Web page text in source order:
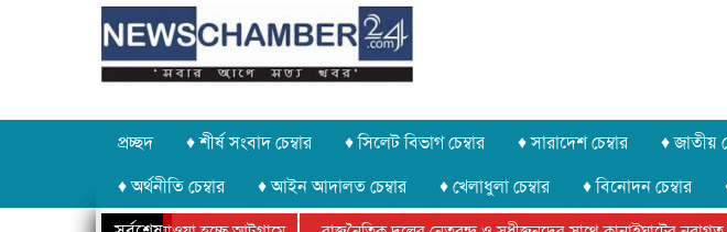
প্রচ্ছদ ♦ শীর্ষ সংবাদ চেম্বার ♦ সিলেট বিভাগ চেম্বার ♦ সারাদেশ চেম্বার ♦ জাতীয়
♦ অর্থনীতি চেম্বার
♦ আইন আদালত চেম্বার ♦ খেলাধুলা চেম্বার ♦ বিনোদন চেম্বার